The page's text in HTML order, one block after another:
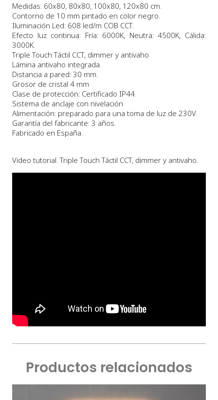
Medidas: 60x80, 80x80, 100x80, 120x80 cm.
Contorno de 10 mm pintado en color negro.
Iluminación Led: 608 led/m COB CCT.
Efecto luz continua: Fría: 6000K, Neutra: 4500K, Cálida:
3000K.
Triple Touch Táctil CCT, dimmer y antivaho
Lámina antivaho integrada.
Distancia a pared: 30 mm.
Grosor de cristal 4 mm
Clase de protección: Certificado IP44.
Sistema de anclaje con nivelación
Alimentación: preparado para una toma de luz de 230V.
Garantía del fabricante: 3 años.
Fabricado en España.
Video tutorial. Triple Touch Táctil CCT, dimmer y antivaho.
Productos relacionados